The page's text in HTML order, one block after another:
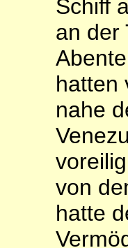
Schiff
an der
hatten
nahe
von
hatte